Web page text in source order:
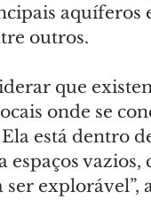
aquíferos
outros.
que
onde se
está dentro
espaços
explorável”,